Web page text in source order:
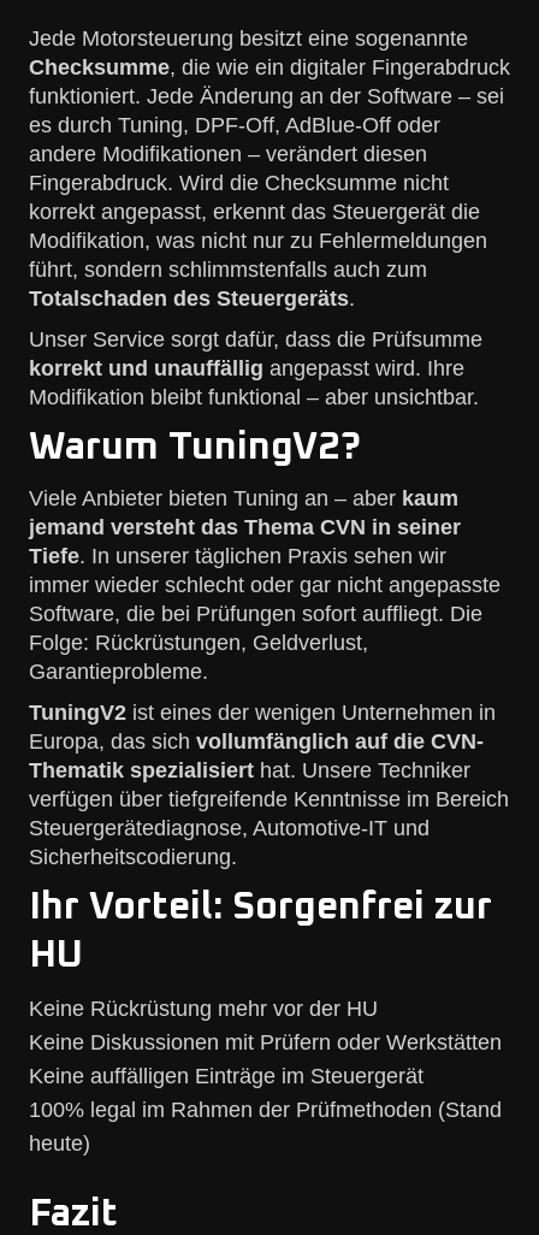
Jede Motorsteuerung besitzt eine sogenannte
Checksumme, die wie ein digitaler Fingerabdruck
funktioniert. Jede Änderung an der Software – sei
es durch Tuning, DPF-Off, AdBlue-Off oder
andere Modifikationen – verändert diesen
Fingerabdruck. Wird die Checksumme nicht
korrekt angepasst, erkennt das Steuergerät die
Modifikation, was nicht nur zu Fehlermeldungen
führt, sondern schlimmstenfalls auch zum
Totalschaden des Steuergeräts.
Unser Service sorgt dafür, dass die Prüfsumme
korrekt und unauffällig angepasst wird. Ihre
Modifikation bleibt funktional – aber unsichtbar.
Warum TuningV2?
Viele Anbieter bieten Tuning an – aber kaum
jemand versteht das Thema CVN in seiner
Tiefe. In unserer täglichen Praxis sehen wir
immer wieder schlecht oder gar nicht angepasste
Software, die bei Prüfungen sofort auffliegt. Die
Folge: Rückrüstungen, Geldverlust,
Garantieprobleme.
TuningV2ist eines der wenigen Unternehmen in
Europa, das sich vollumfänglich auf die CVN-
Thematik spezialisierthat. Unsere Techniker
verfügen über tiefgreifende Kenntnisse im Bereich
Steuergerätediagnose, Automotive-IT und
Sicherheitscodierung.
Ihr Vorteil: Sorgenfrei zur
HU
Keine Rückrüstung mehr vor der HU
Keine Diskussionen mit Prüfern oder Werkstätten
Keine auffälligen Einträge im Steuergerät
100% legal im Rahmen der Prüfmethoden (Stand
heute)
Fazit